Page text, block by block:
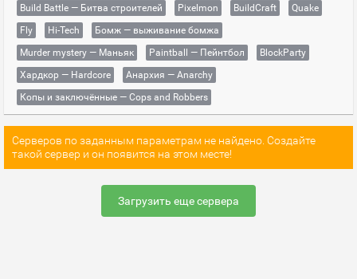
Build Battle — Битва строителей
Pixelmon BuildCraft
Quake
Fly
Hi-Tech
Бомж — выживание бомжа
Murder mystery — Маньяк
Paintball — Пейнтбол
BlockParty
Хардкор — Hardcore
Анархия — Anarchy
Копы и заключённые — Cops and Robbers
Серверов по заданным параметрам не найдено. Создайте
такой сервер и он появится на этом месте!
Загрузить еще сервера